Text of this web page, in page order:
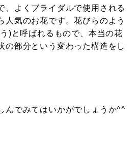
、よくブライダルで使用される
人気のお花です。花びらのよう
)と呼ばれるもので、本当の花
の部分という変わった構造をし
んでみてはいかがでしょうか^^